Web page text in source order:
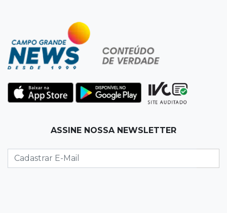
Campo Grande tem quatro interdições no
trânsito neste domingo
07:45Dia dos Pais
hoje paga um preço alto?
Pais passam kung-fu de geração em geração
ASSINE NOSSA NEWSLETTER